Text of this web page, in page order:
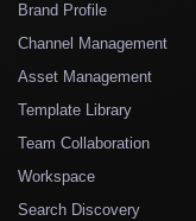
Brand Profile
Channel Management
Asset Management
Template Library
Team Collaboration
Workspace
Search Discovery